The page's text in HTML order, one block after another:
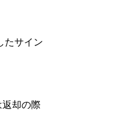
たサイン
返却の際